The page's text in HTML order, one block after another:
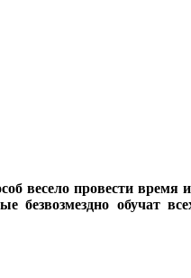
весело провести время
безвозмездно обучат